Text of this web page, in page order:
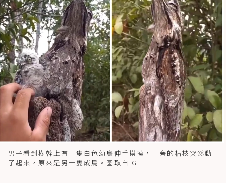
男子看到樹幹上有一隻白色幼鳥伸手摸摸，一旁的枯枝突然動
了起來，原來是另一隻成鳥。圖取自IG